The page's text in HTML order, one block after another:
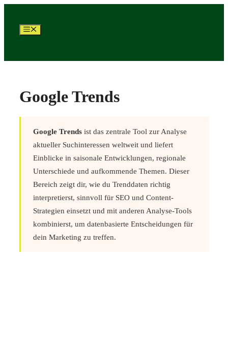
springen
Menü
Google Trends
Google Trends ist das zentrale Tool zur Analyse
aktueller Suchinteressen weltweit und liefert
Einblicke in saisonale Entwicklungen, regionale
Unterschiede und aufkommende Themen. Dieser
Bereich zeigt dir, wie du Trenddaten richtig
interpretierst, sinnvoll für SEO und Content-
Strategien einsetzt und mit anderen Analyse-Tools
kombinierst, um datenbasierte Entscheidungen für
dein Marketing zu treffen.